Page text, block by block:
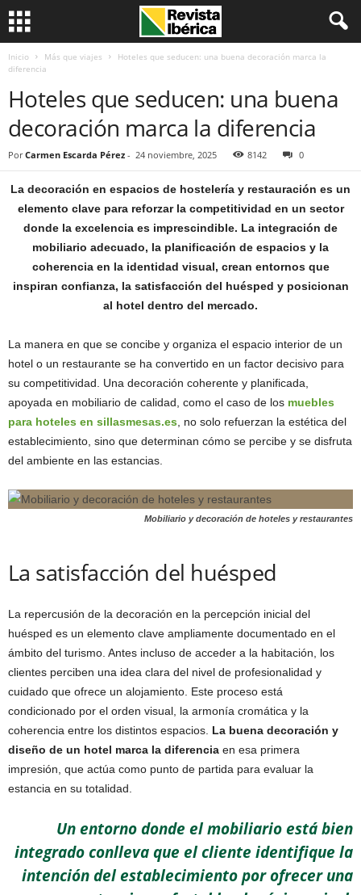
Inicio Más que viajes
Hoteles que seducen: una buena decoración marca la
diferencia
Hoteles que seducen: una buena
decoración marca la diferencia
Por Carmen Escarda Pérez - 24 noviembre, 2025 8142 0
La decoración en espacios de hostelería y restauración es un
elemento clave para reforzar la competitividad en un sector
donde la excelencia es imprescindible. La integración de
mobiliario adecuado, la planificación de espacios y la
coherencia en la identidad visual, crean entornos que
inspiran confianza, la satisfacción del huésped y posicionan
al hotel dentro del mercado.
La manera en que se concibe y organiza el espacio interior de un
hotel o un restaurante se ha convertido en un factor decisivo para
su competitividad. Una decoración coherente y planificada,
apoyada en mobiliario de calidad, como el caso de los muebles
para hoteles en sillasmesas.es , no solo refuerzan la estética del
establecimiento, sino que determinan cómo se percibe y se disfruta
del ambiente en las estancias.
Mobiliario y decoración de hoteles y restaurantes
La satisfacción del huésped
La repercusión de la decoración en la percepción inicial del
huésped es un elemento clave ampliamente documentado en el
ámbito del turismo. Antes incluso de acceder a la habitación, los
clientes perciben una idea clara del nivel de profesionalidad y
cuidado que ofrece un alojamiento. Este proceso está
condicionado por el orden visual, la armonía cromática y la
coherencia entre los distintos espacios. La buena decoración y
diseño de un hotel marca la diferencia en esa primera
impresión, que actúa como punto de partida para evaluar la
estancia en su totalidad.
Un entorno donde el mobiliario está bien
integrado conlleva que el cliente identifique la
intención del establecimiento por ofrecer una